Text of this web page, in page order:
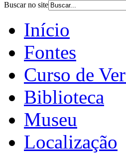
Buscar no site
Início
Fontes
Curso de
Biblioteca
Museu
Localização